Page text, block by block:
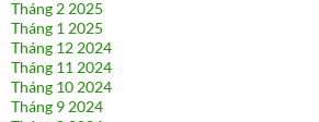
Tháng 2 2025
Tháng 1 2025
Tháng 12 2024
Tháng 11 2024
Tháng 10 2024
Tháng 9 2024